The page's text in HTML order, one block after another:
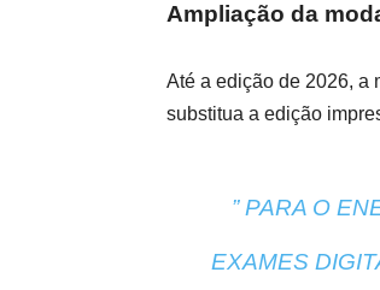
Ampliação da
Até a edição de 2026, a
substitua a edição
” PARA O
EXAMES